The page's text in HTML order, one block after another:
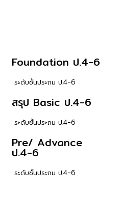
Foundation ป.4-6
ระดับชั้นประถม ป.4-6
สรุป Basic ป.4-6
ระดับชั้นประถม ป.4-6
Pre/ Advance
ป.4-6
ระดับชั้นประถม ป.4-6